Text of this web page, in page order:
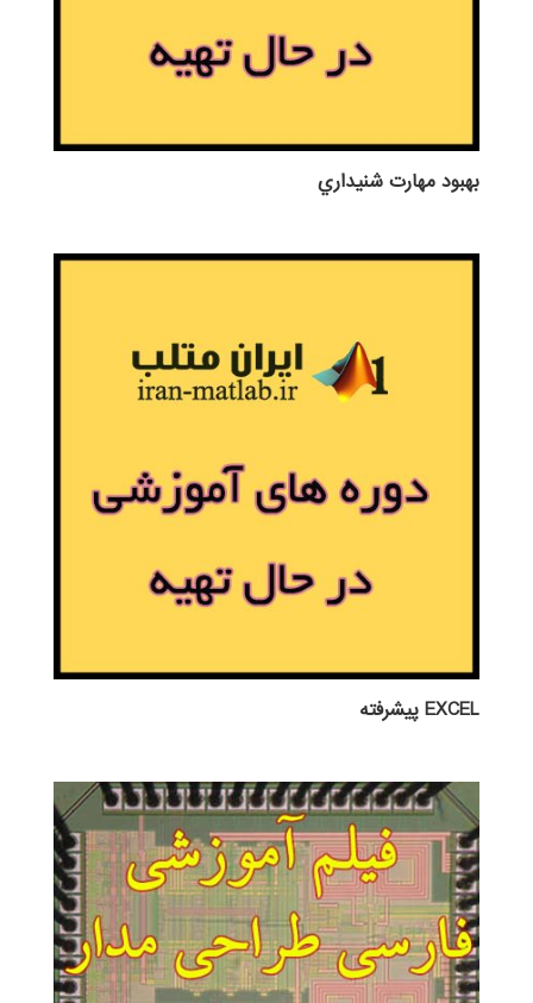
بهبود مهارت شنيداري
EXCEL پيشرفته